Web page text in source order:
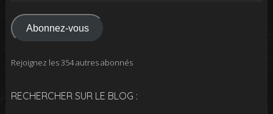
mail
Abonnez-vous
Rejoignez les 354 autres abonnés
RECHERCHER SUR LE BLOG :